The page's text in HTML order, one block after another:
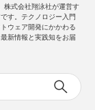
株式会社翔泳社が運営す
す。テクノロジー入門
ウェア開発にかかわる
新情報と実践知をお届